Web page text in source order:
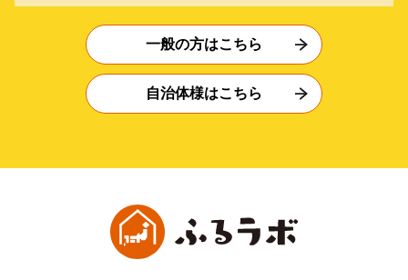
一般の方はこちら
自治体様はこちら